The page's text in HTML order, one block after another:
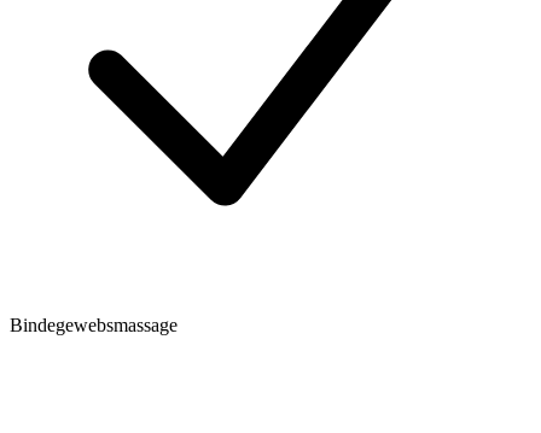
Bindegewebsmassage